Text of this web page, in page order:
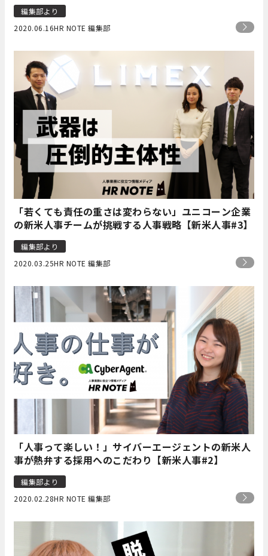
編集部より
2020.06.16HR NOTE 編集部
「若くても責任の重さは変わらない」ユニコーン企業
の新米人事チームが挑戦する人事戦略【新米人事#3】
編集部より
2020.03.25HR NOTE 編集部
「人事って楽しい！」サイバーエージェントの新米人
事が熱弁する採用へのこだわり【新米人事#2】
編集部より
2020.02.28HR NOTE 編集部